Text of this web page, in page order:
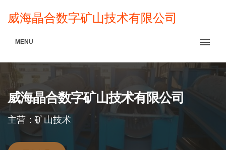
威海晶合数字矿山技术有限公司
MENU
威海晶合数字矿山技术有限公司
主营：矿山技术